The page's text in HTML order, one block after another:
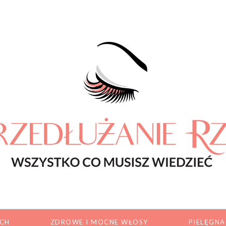
ZDROWE I MOCNE WŁOSY